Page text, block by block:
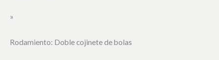
»
Rodamiento: Doble cojinete de bolas